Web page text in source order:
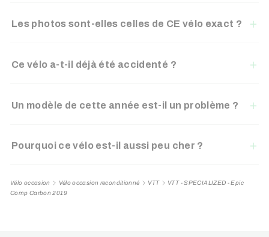
Les photos sont-elles celles de CE vélo exact ?
Ce vélo a-t-il déjà été accidenté ?
Un modèle de cette année est-il un problème ?
Pourquoi ce vélo est-il aussi peu cher ?
Vélo occasion Vélo occasion reconditionné VTT
VTT - SPECIALIZED - Epic
Comp Carbon 2019